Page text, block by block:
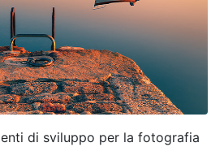
di sviluppo per la fotografia